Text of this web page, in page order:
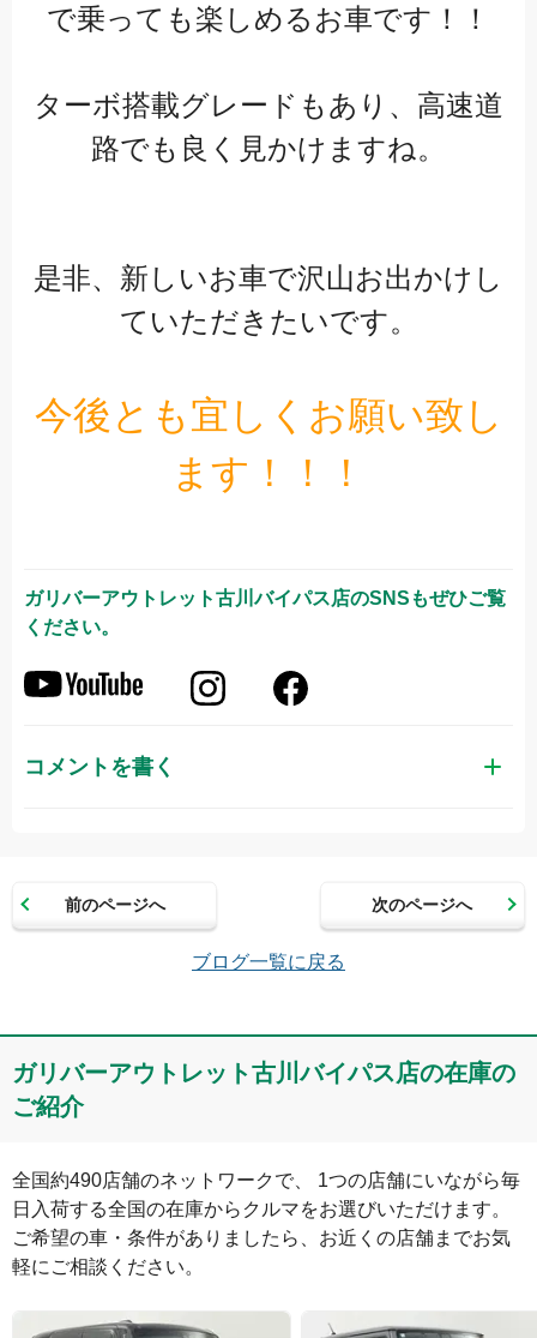
で乗っても楽しめるお車です！！
ターボ搭載グレードもあり、高速道
路でも良く見かけますね。
是非、新しいお車で沢山お出かけし
ていただきたいです。
今後とも宜しくお願い致し
ます！！！
ガリバーアウトレット古川バイパス店のSNSもぜひご覧
ください。
コメントを書く
メールアドレス（半角英数）
コメント
絵文字は投稿時に削除します 0文字/140文字
前のページへ 次のページへ
ブログ一覧に戻る
ガリバーアウトレット古川バイパス店の在庫の
ご紹介
全国約490店舗のネットワークで、 1つの店舗にいながら毎
日入荷する全国の在庫からクルマをお選びいただけます。
ご希望の車・条件がありましたら、お近くの店舗までお気
軽にご相談ください。